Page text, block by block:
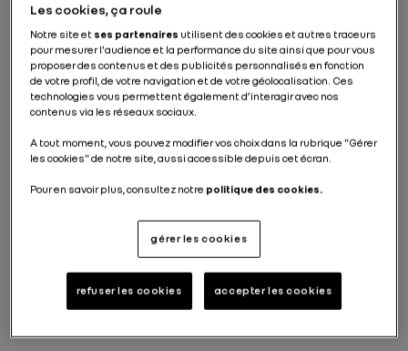
travaillera dans des villes. L’organisme explique que la
mobilité et l’énergie seront deux des éléments
fondamentaux pour que cette transformation se
produise, tout en offrant des conditions de vie
satisfaisantes. Un monde de possibles s’ouvre ainsi et
les transports urbains intégreront les trois piliers
fondateurs des véhicules de demain : électriques,
connectés et autonomes.
De quoi s’inscrire de manière intelligente dans un
gestion de l’énergie, et réinventant la mobilité et les
aujourd’hui en pleine réflexion pour penser la ville de
demain, se préparer aux mégapoles naissantes et
mettre au point un modèle idéal.
La “smart city” est-elle
la ville du futur ?
Les cookies, ça roule
Notre site et ses partenaires utilisent des cookies et autres traceurs
pour mesurer l'audience et la performance du site ainsi que pour vous
proposer des contenus et des publicités personnalisés en fonction
de votre profil, de votre navigation et de votre géolocalisation. Ces
technologies vous permettent également d’interagir avec nos
contenus via les réseaux sociaux.
A tout moment, vous pouvez modifier vos choix dans la rubrique "Gérer
les cookies" de notre site, aussi accessible depuis cet écran.
Pour en savoir plus, consultez notre politique des cookies.
gérer les cookies
refuser les cookies accepter les cookies